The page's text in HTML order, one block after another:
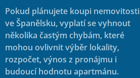
Pokud plánujete koupi nemovitosti
ve Španělsku, vyplatí se vyhnout
několika častým chybám, které
mohou ovlivnit výběr lokality,
rozpočet, výnos z pronájmu i
budoucí hodnotu apartmánu.